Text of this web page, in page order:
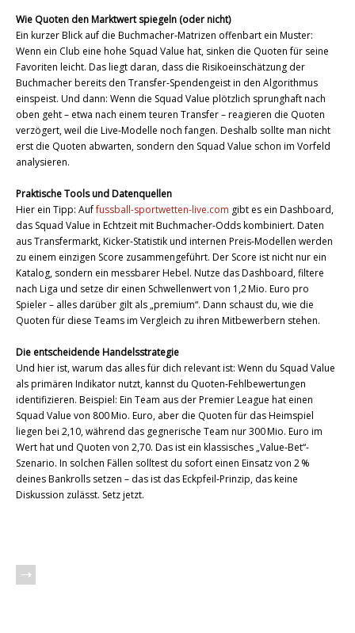
Wie Quoten den Marktwert spiegeln (oder nicht)
Ein kurzer Blick auf die Buchmacher‑Matrizen offenbart ein Muster:
Wenn ein Club eine hohe Squad Value hat, sinken die Quoten für seine
Favoriten leicht. Das liegt daran, dass die Risikoeinschätzung der
Buchmacher bereits den Transfer‑Spendengeist in den Algorithmus
einspeist. Und dann: Wenn die Squad Value plötzlich sprunghaft nach
oben geht – etwa nach einem teuren Transfer – reagieren die Quoten
verzögert, weil die Live‑Modelle noch fangen. Deshalb sollte man nicht
erst die Quoten abwarten, sondern den Squad Value schon im Vorfeld
analysieren.
Praktische Tools und Datenquellen
Hier ein Tipp: Auffussball-sportwetten-live.com gibt es ein Dashboard,
das Squad Value in Echtzeit mit Buchmacher‑Odds kombiniert. Daten
aus Transfermarkt, Kicker‑Statistik und internen Preis‑Modellen werden
zu einem einzigen Score zusammengeführt. Der Score ist nicht nur ein
Katalog, sondern ein messbarer Hebel. Nutze das Dashboard, filtere
nach Liga und setze dir einen Schwellenwert von 1,2 Mio. Euro pro
Spieler – alles darüber gilt als „premium“. Dann schaust du, wie die
Quoten für diese Teams im Vergleich zu ihren Mitbewerbern stehen.
Die entscheidende Handelsstrategie
Und hier ist, warum das alles für dich relevant ist: Wenn du Squad Value
als primären Indikator nutzt, kannst du Quoten‑Fehlbewertungen
identifizieren. Beispiel: Ein Team aus der Premier League hat einen
Squad Value von 800 Mio. Euro, aber die Quoten für das Heimspiel
liegen bei 2,10, während das gegnerische Team nur 300 Mio. Euro im
Wert hat und Quoten von 2,70. Das ist ein klassisches „Value‑Bet“-
Szenario. In solchen Fällen solltest du sofort einen Einsatz von 2 %
deines Bankrolls setzen – das ist das Eckpfeil‑Prinzip, das keine
Diskussion zulässt. Setz jetzt.